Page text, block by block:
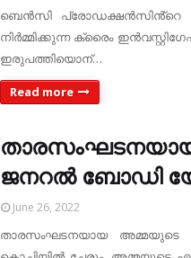
ബെൻസി
നിർമ്മിക്കുന്ന ക്രൈം
ഇരുപത്തിയൊന്…
Read more
ജനറൽ ബോഡി
June 26, 2022
താരസംഘടനയായ